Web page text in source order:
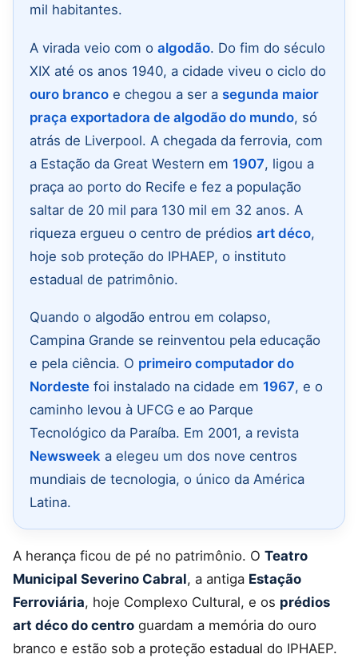
mil habitantes.
A virada veio com o algodão. Do fim do século
XIX até os anos 1940, a cidade viveu o ciclo do
ouro branco e chegou a ser a segunda maior
praça exportadora de algodão do mundo, só
atrás de Liverpool. A chegada da ferrovia, com
a Estação da Great Western em 1907, ligou a
praça ao porto do Recife e fez a população
saltar de 20 mil para 130 mil em 32 anos. A
riqueza ergueu o centro de prédios art déco,
hoje sob proteção do IPHAEP, o instituto
estadual de patrimônio.
Quando o algodão entrou em colapso,
Campina Grande se reinventou pela educação
e pela ciência. O primeiro computador do
Nordeste foi instalado na cidade em 1967, e o
caminho levou à UFCG e ao Parque
Tecnológico da Paraíba. Em 2001, a revista
Newsweek a elegeu um dos nove centros
mundiais de tecnologia, o único da América
Latina.
A herança ficou de pé no patrimônio. O Teatro
Municipal Severino Cabral, a antiga Estação
Ferroviária, hoje Complexo Cultural, e os prédios
art déco do centro guardam a memória do ouro
branco e estão sob a proteção estadual do IPHAEP.